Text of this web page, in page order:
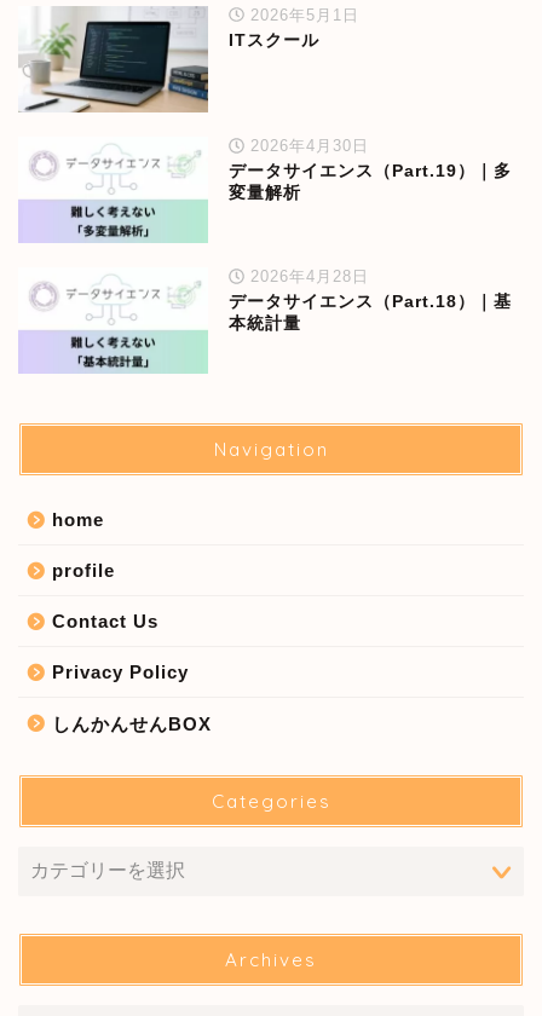
2026年5月1日
ITスクール
2026年4月30日
データサイエンス（Part.19）｜多
変量解析
2026年4月28日
データサイエンス（Part.18）｜基
本統計量
Navigation
home
profile
Contact Us
Privacy Policy
しんかんせんBOX
Categories
Archives